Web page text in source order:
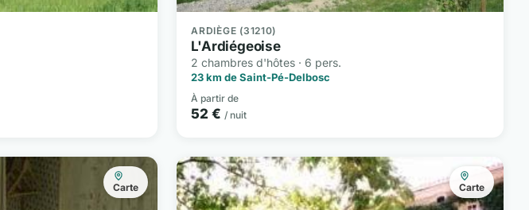
ARDIÈGE (31210)
L'Ardiégeoise
2 chambres d'hôtes · 6 pers.
23 km de Saint-Pé-Delbosc
À partir de
52 € / nuit
Carte Carte